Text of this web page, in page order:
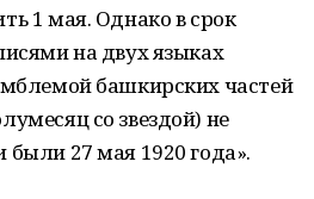
1 мая. Однако в срок
на двух языках
башкирских частей
со звездой) не
27 мая 1920 года».